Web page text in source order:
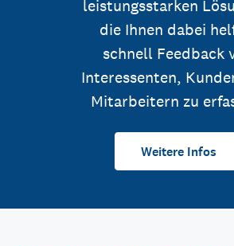
leistungsstarken
die Ihnen dabei
schnell Feedback
Interessenten,
Mitarbeitern zu
Weitere Infos